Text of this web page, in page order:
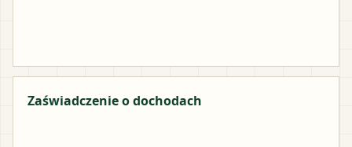
Zaświadczenie o dochodach